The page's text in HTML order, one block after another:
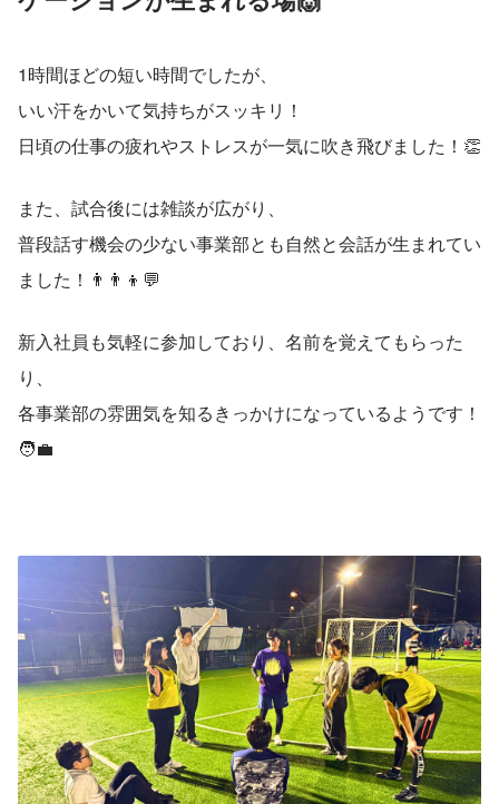
1時間ほどの短い時間でしたが、
いい汗をかいて気持ちがスッキリ！
日頃の仕事の疲れやストレスが一気に吹き飛びました！👏
また、試合後には雑談が広がり、
普段話す機会の少ない事業部とも自然と会話が生まれてい
ました！👨‍👨‍👦💬
新入社員も気軽に参加しており、名前を覚えてもらった
り、
各事業部の雰囲気を知るきっかけになっているようです！
🧑‍💼